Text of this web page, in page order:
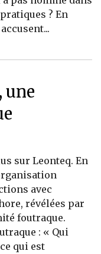
? En
une
sur Leonteq. En
avec
révélées par
foutraque.
: « Qui
qui est